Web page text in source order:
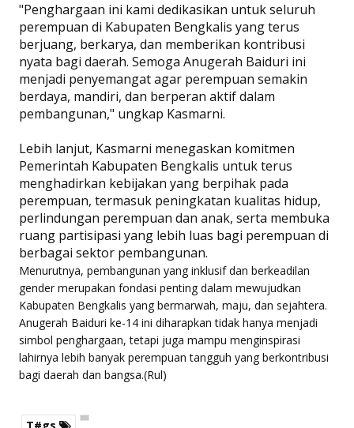
"Penghargaan ini kami dedikasikan untuk seluruh
perempuan di Kabupaten Bengkalis yang terus
berjuang, berkarya, dan memberikan kontribusi
nyata bagi daerah. Semoga Anugerah Baiduri ini
menjadi penyemangat agar perempuan semakin
berdaya, mandiri, dan berperan aktif dalam
pembangunan," ungkap Kasmarni.
Lebih lanjut, Kasmarni menegaskan komitmen
Pemerintah Kabupaten Bengkalis untuk terus
menghadirkan kebijakan yang berpihak pada
perempuan, termasuk peningkatan kualitas hidup,
perlindungan perempuan dan anak, serta membuka
ruang partisipasi yang lebih luas bagi perempuan di
berbagai sektor pembangunan.
Menurutnya, pembangunan yang inklusif dan berkeadilan
gender merupakan fondasi penting dalam mewujudkan
Kabupaten Bengkalis yang bermarwah, maju, dan sejahtera.
Anugerah Baiduri ke-14 ini diharapkan tidak hanya menjadi
simbol penghargaan, tetapi juga mampu menginspirasi
lahirnya lebih banyak perempuan tangguh yang berkontribusi
bagi daerah dan bangsa.(Rul)